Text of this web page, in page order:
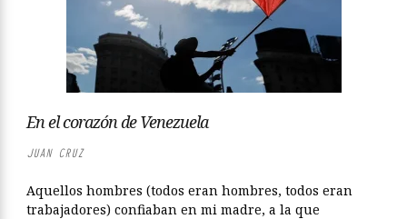
En el corazón de Venezuela
JUAN CRUZ
Aquellos hombres (todos eran hombres, todos eran
trabajadores) confiaban en mi madre, a la que